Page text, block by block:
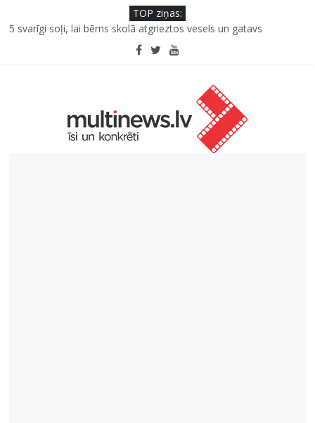
TOP ziņas:
5 svarīgi soļi, lai bērns skolā atgrieztos vesels un gatavs
Saeimas priekšsēdētāja Ikšķilē: politiski represēto cilvēku
Viens klikšķis līdz maksājumam vai viens mirklis līdz krāpšanai?
Kā neuzkāpt uz tiem pašiem grābekļiem: 5 iespējamās kļūdas
biznesa izaugsmē
Šefpavārs iesaka, kā gudri un izdevīgi izmantot kabačus no